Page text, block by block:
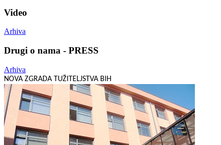
Video
Arhiva
Drugi o nama - PRESS
Arhiva
NOVA ZGRADA TUŽITELJSTVA BIH